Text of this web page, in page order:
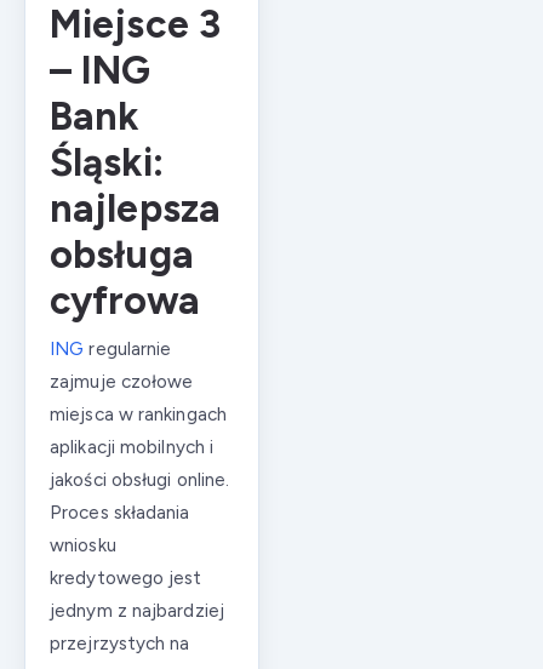
Miejsce 3
– ING
Bank
Śląski:
najlepsza
obsługa
cyfrowa
ING regularnie
zajmuje czołowe
miejsca w rankingach
aplikacji mobilnych i
jakości obsługi online.
Proces składania
wniosku
kredytowego jest
jednym z najbardziej
przejrzystych na